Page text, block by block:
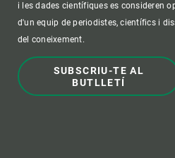
i les dades científiques es consideren
d'un equip de periodistes, científics i
del coneixement.
SUBSCRIU-TE AL
BUTLLETÍ